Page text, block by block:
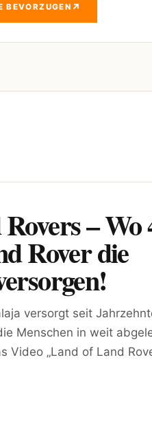
BEVORZUGEN ↗
– Wo
Rover die
versorgt seit
Menschen in weit
Video „Land of Land